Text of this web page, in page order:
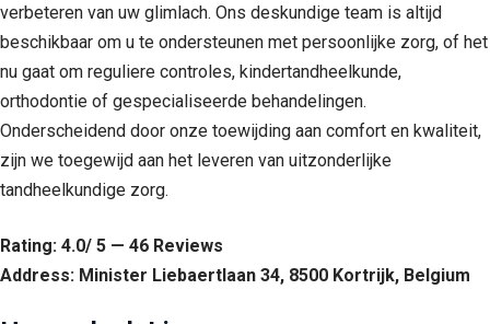
verbeteren van uw glimlach. Ons deskundige team is altijd
beschikbaar om u te ondersteunen met persoonlijke zorg, of het
nu gaat om reguliere controles, kindertandheelkunde,
orthodontie of gespecialiseerde behandelingen.
Onderscheidend door onze toewijding aan comfort en kwaliteit,
zijn we toegewijd aan het leveren van uitzonderlijke
tandheelkundige zorg.
Rating: 4.0/ 5 — 46 Reviews
Address: Minister Liebaertlaan 34, 8500 Kortrijk, Belgium